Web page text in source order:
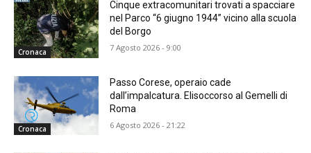
Cronaca
Cinque extracomunitari trovati a spacciare
nel Parco “6 giugno 1944” vicino alla scuola
del Borgo
7 Agosto 2026 - 9:00
Cronaca
Passo Corese, operaio cade
dall’impalcatura. Elisoccorso al Gemelli di
Roma
6 Agosto 2026 - 21:22